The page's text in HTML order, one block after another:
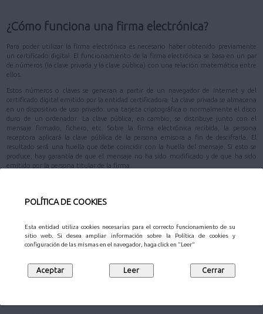
POLÍTICA DE COOKIES
Esta entidad utiliza cookies necesarias para el correcto funcionamiento de su
sitio web. Si desea ampliar información sobre la Política de cookies y
configuración de las mismas en el navegador, haga click en "Leer"
¿Cómo funciona una firma electrónica?
Para poder utilizar la firma electrónica es necesario haber obtenido previamente
un certificado digital. El funcionamiento de la firma electrónica se basa en un par
de números (la clave privada y la clave pública) con una relación matemática entre
ellos.
Estos números o claves se generan a partir de un navegador de Internet y del
certificado digital emitido por la entidad certificadora. La clave privada se almacena
en un dispositivo de uso privado: una tarjeta criptográfica o normalmente el disco
duro de un ordenador. La clave pública, en cambio, se distribuye junto con el
mensaje firmado, fichero, etc. Sobre la firma electrónica recibida, la persona
receptora aplicará la clave pública de la persona emisora a fin de descifrarla. El
resultado será una huella que debe coincidir con la huella del mensaje. Si esto se
produce, hay garantía de que el mensaje no ha sido modificado y de que ha sido
emitido por la persona titular de la firma.
En los servicios que presta Sede Electrónica con firma electrónica, ésta se genera
por programas que tiene el navegador de la persona cliente. Estos programas son
cuando la persona firmante selecciona el certificado y autoriza la firma.